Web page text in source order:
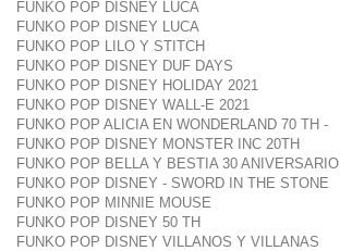
FUNKO POP DISNEY LUCA
FUNKO POP DISNEY LUCA
FUNKO POP LILO Y STITCH
FUNKO POP DISNEY DUF DAYS
FUNKO POP DISNEY HOLIDAY 2021
FUNKO POP DISNEY WALL-E 2021
FUNKO POP ALICIA EN WONDERLAND 70 TH -
FUNKO POP DISNEY MONSTER INC 20TH
FUNKO POP BELLA Y BESTIA 30 ANIVERSARIO
FUNKO POP DISNEY - SWORD IN THE STONE
FUNKO POP MINNIE MOUSE
FUNKO POP DISNEY 50 TH
FUNKO POP DISNEY VILLANOS Y VILLANAS